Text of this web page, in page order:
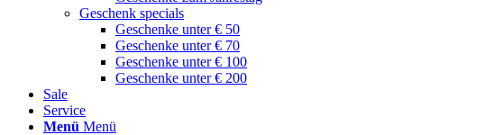
Geschenk specials
Geschenke unter € 50
Geschenke unter € 70
Geschenke unter € 100
Geschenke unter € 200
Sale
Service
Menü Menü